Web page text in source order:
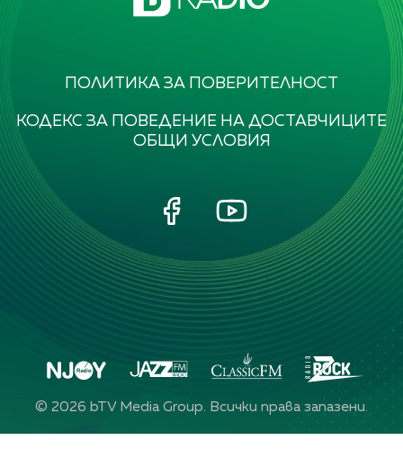
ПОЛИТИКА ЗА ПОВЕРИТЕЛНОСТ
КОДЕКС ЗА ПОВЕДЕНИЕ НА ДОСТАВЧИЦИТЕ
ОБЩИ УСЛОВИЯ
© 2026 bTV Media Group. Всички права запазени.